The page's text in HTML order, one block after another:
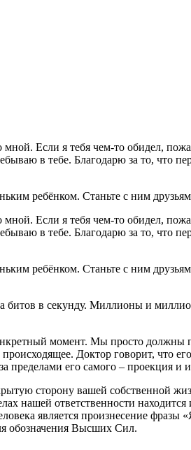
Если я тебя чем-то обидел,
в тебе. Благодарю за то, что
ребёнком. Станьте с ним
Если я тебя чем-то обидел,
в тебе. Благодарю за то, что
ребёнком. Станьте с ним
битов в секунду. Миллионы и
момент. Мы просто должны
Доктор говорит, что
пределами его самого – проекция и
сторону вашей собственной
нашей ответственности находится
является произнесение фразы
обозначения Высших Сил.